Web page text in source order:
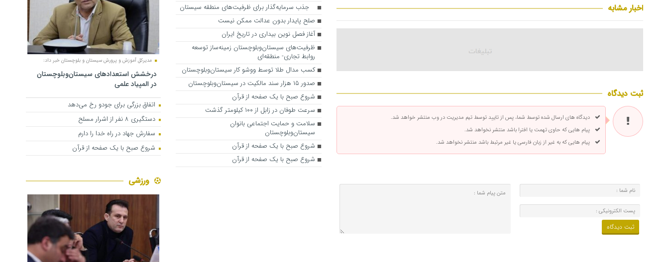
اخبار مشابه
ثبت دیدگاه
دیدگاه های ارسال شده توسط شما، پس از تایید توسط تیم مدیریت در وب منتشر خواهد شد.
پیام هایی که حاوی تهمت یا افترا باشد منتشر نخواهد شد.
پیام هایی که به غیر از زبان فارسی یا غیر مرتبط باشد منتشر نخواهد شد.
جذب سرمایه‌گذار برای ظرفیت‌های منطقه سیستان
صلح پایدار بدون عدالت ممکن نیست
آغاز فصل نوین بیداری در تاریخ ایران
ظرفیت‌های سیستان‌وبلوچستان زمینه‌ساز توسعه
روابط تجاری- منطقه‌ای
کسب مدال طلا توسط ووشو کار سیستان‌وبلوچستان
صدور ۱۵ هزار سند مالکیت در سیستان‌وبلوچستان
شروع صبح با یک صفحه از قرآن
سرعت طوفان در زابل از ۱۰۰ کیلومتر گذشت
سلامت و حمایت اجتماعی بانوان
سیستان‌وبلوچستان
شروع صبح با یک صفحه از قرآن
شروع صبح با یک صفحه از قرآن
مدیرکل آموزش و پرورش سیستان و بلوچستان خبر داد:
درخشش استعدادهای سیستان‌وبلوچستان
در المپیاد علمی
اتفاق بزرگی برای جودو رخ می‌دهد
دستگیری ۸ نفر از اشرار مسلح
سفارش جهاد در راه خدا را دارم
شروع صبح با یک صفحه از قرآن
ورزشی